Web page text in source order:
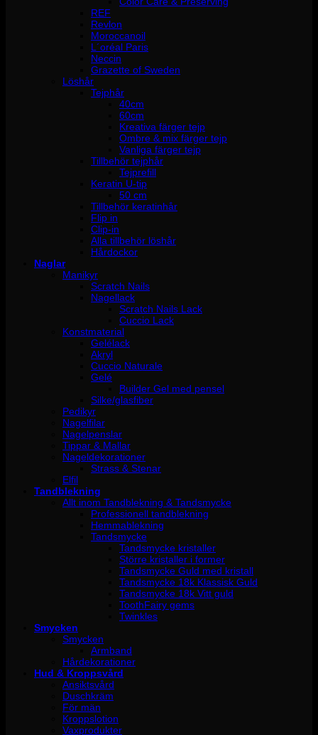
REF
Revlon
Moroccanoil
L´oréal Paris
Neccin
Grazette of Sweden
Löshår
Tejphår
40cm
60cm
Kreativa färger tejp
Ombre & mix färger tejp
Vanliga färger tejp
Tillbehör tejphår
Tejprefill
Keratin U-tip
50 cm
Tillbehör keratinhår
Flip in
Clip-in
Alla tillbehör löshår
Hårdockor
Naglar
Manikyr
Scratch Nails
Nagellack
Scratch Nails Lack
Cuccio Lack
Konstmaterial
Gelélack
Akryl
Cuccio Naturale
Gelé
Builder Gel med pensel
Silke/glasfiber
Pedikyr
Nagelfilar
Nagelpenslar
Tippar & Mallar
Nageldekorationer
Strass & Stenar
Elfil
Tandblekning
Allt inom Tandblekning & Tandsmycke
Professionell tandblekning
Hemmablekning
Tandsmycke
Tandsmycke kristaller
Större kristaller i former
Tandsmycke Guld med kristall
Tandsmycke 18k Klassisk Guld
Tandsmycke 18k Vitt guld
ToothFairy gems
Twinkles
Smycken
Smycken
Armband
Hårdekorationer
Hud & Kroppsvård
Ansiktsvård
Duschkräm
För män
Kroppslotion
Vaxprodukter